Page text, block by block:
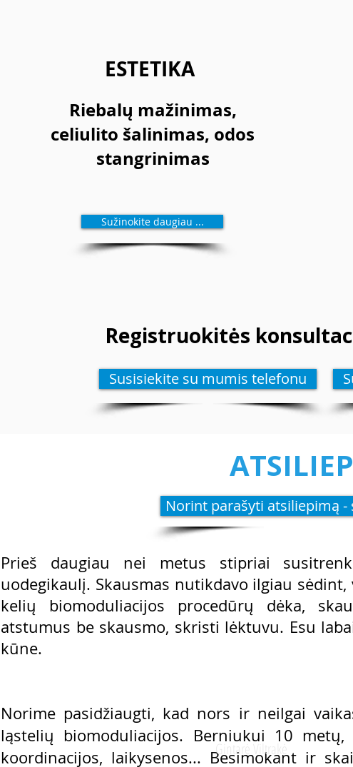
Sužinokite daugiau ...
ESTETIKA
Riebalų mažinimas,
celiulito šalinimas, odos
stangrinimas
Registruokitės
Susisiekite su mumis telefonu
Norint parašyti atsiliepimą -
Prieš daugiau nei metus stipriai
uodegikaulį. Skausmas nutikdavo ilgiau
kelių biomoduliacijos procedūrų dėka,
atstumus be skausmo, skristi lėktuvu. Esu
kūne.
Norime pasidžiaugti, kad nors ir neilgai
ląstelių biomoduliacijos. Berniukui 10
koordinacijos, laikysenos... Besimokant ir
Gintarė Viltrakė